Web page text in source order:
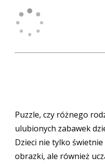
Puzzle, czy różnego
ulubionych zabawek
Dzieci nie tylko świetnie
obrazki, ale również